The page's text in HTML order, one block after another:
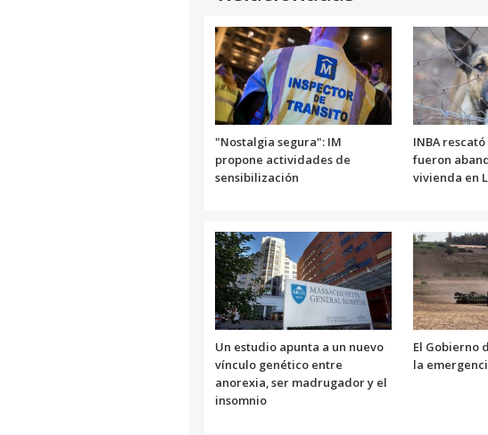
"Nostalgia segura": IM
propone actividades de
sensibilización
INBA
fueron
vivienda en
Un estudio apunta a un nuevo
vínculo genético entre
anorexia, ser madrugador y el
insomnio
El Gobierno
la